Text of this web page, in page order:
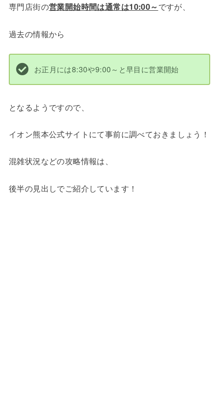
専門店街の営業開始時間は通常は10:00～ですが、
過去の情報から
お正月には8:30や9:00～と早目に営業開始
となるようですので、
イオン熊本公式サイトにて事前に調べておきましょう！
混雑状況などの攻略情報は、
後半の見出しでご紹介しています！